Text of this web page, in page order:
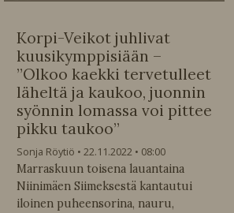
Korpi-Veikot juhlivat
kuusikymppisiään –
”Olkoo kaekki tervetulleet
läheltä ja kaukoo, juonnin
syönnin lomassa voi pittee
pikku taukoo”
Sonja Röytiö 22.11.2022
08:00
Marraskuun toisena lauantaina
Niinimäen Siimeksestä kantautui
iloinen puheensorina, nauru,